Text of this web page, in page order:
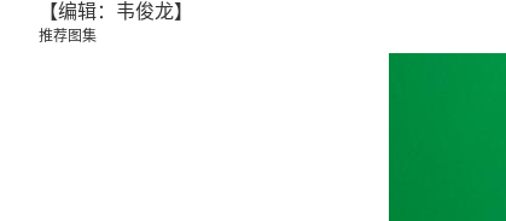
【编辑：韦俊龙】
推荐图集